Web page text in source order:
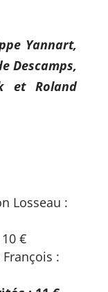
Yannart,
Descamps,
et Roland
Losseau :
€
: